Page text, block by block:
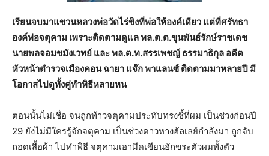
เรียนจบมาแขวนหลวงพ่อวัดไร่ขิงที่พ่อให้องค์เดียว แต่ที่ศรัทธา
องค์พ่อจตุคาม เพราะติดตามดูแล พล.ต.ต.ขุนพันธ์รักษ์ราชเดช
นายพลจอมขมังเวทย์ และ พล.ต.ท.สรรเพชญ์ ธรรมาธิกุล อดีต
หัวหน้าตำรวจเมืองคอน ฉายา แจ๊ก พาแลนซ์ ติดตามมาหลายปี มี
โอกาสไปดูทั้งคู่ทำพิธีหลายหน
ตอนนั้นไม่เชื่อ จนถูกท้าวจตุคามประทับทรงชี้ที่ผม เป็นช่วงก่อนปี
29 ยังไม่มีใครรู้จักจตุคาม เป็นช่วงดาวหางฮัลเลย์กำลังมา ถูกจับ
ถอดเสื้อผ้า ไปทำพิธี จตุคามเอามีดเขียนอักขระตัวผมทั้งตัว